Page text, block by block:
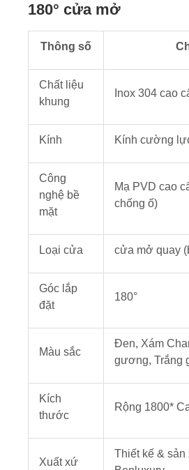
180° cửa mở
Thông số
Chất liệu
khung
Inox 304 cao
Kính Kính cường
Công
nghệ bề
mặt
Mạ PVD cao
chống ố)
Loại cửa cửa mở quay
Góc lắp
đặt
180°
Màu sắc
Đen, Xám
gương, Trắng
Kích
thước
Rộng 1800*
Xuất xứ
Thiết kế & sản